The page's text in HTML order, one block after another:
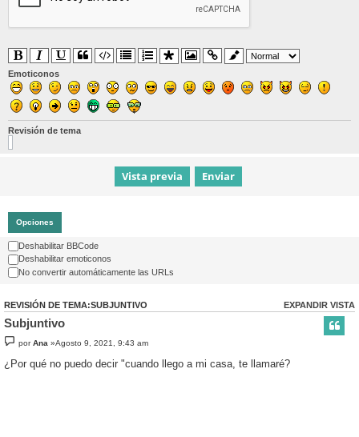
Emoticonos
Revisión de tema
Opciones
Deshabilitar BBCode
Deshabilitar emoticonos
No convertir automáticamente las URLs
EXPANDIR VISTA
REVISIÓN DE TEMA:SUBJUNTIVO
Subjuntivo
porAna »Agosto 9, 2021, 9:43 am
¿Por qué no puedo decir "cuando llego a mi casa, te llamaré?